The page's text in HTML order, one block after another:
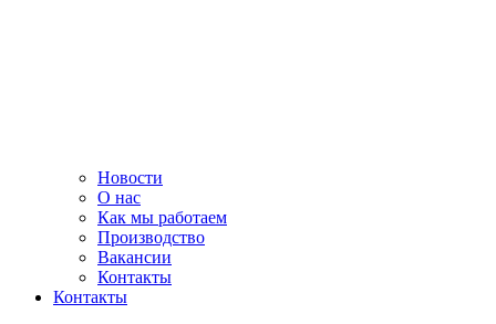
Новости
О нас
Как мы работаем
Производство
Вакансии
Контакты
Контакты